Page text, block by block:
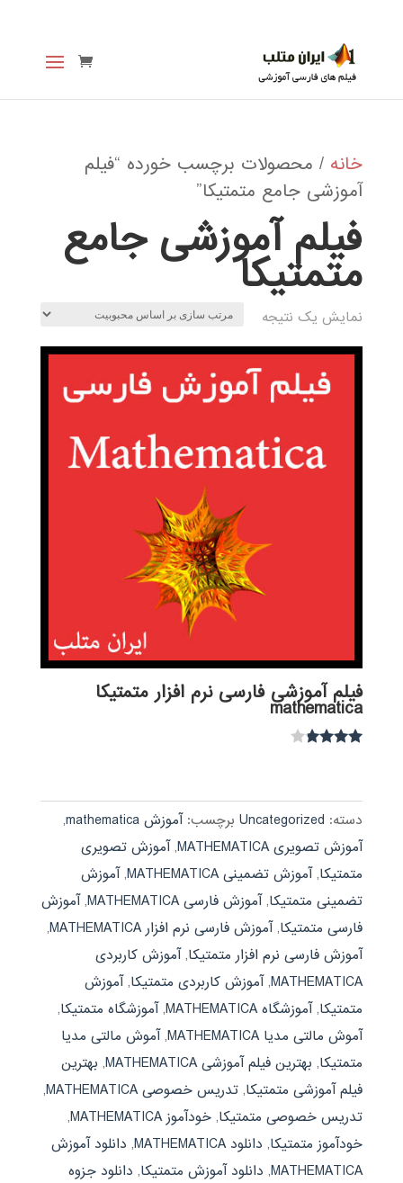
خانه / محصولات برچسب خورده “فیلم
آموزشی جامع متمتیکا”
فیلم آموزشی جامع
متمتیکا
نمایش یک نتیجه
فیلم آموزشی فارسی نرم افزار متمتیکا
mathematica
دسته: Uncategorized برچسب:آموزش mathematica
,
آموزش تصویری MATHEMATICA
,آموزش تصویری
متمتیکا,آموزش تضمینی MATHEMATICA ,آموزش
تضمینی متمتیکا,آموزش فارسی MATHEMATICA ,آموزش
فارسی متمتیکا,آموزش فارسی نرم افزار MATHEMATICA
,
آموزش فارسی نرم افزار متمتیکا,آموزش کاربردی
MATHEMATICA
,آموزش کاربردی متمتیکا,آموزش
متمتیکا,آموزشگاه MATHEMATICA ,آموزشگاه متمتیکا,
آموش مالتی مدیا MATHEMATICA
,آموش مالتی مدیا
متمتیکا, بهترین فیلم آموزشی MATHEMATICA , بهترین
فیلم آموزشی متمتیکا, تدریس خصوصی MATHEMATICA
,
تدریس خصوصی متمتیکا, خودآموز MATHEMATICA
,
خودآموز متمتیکا, دانلود MATHEMATICA , دانلود آموزش
MATHEMATICA
, دانلود آموزش متمتیکا, دانلود جزوه